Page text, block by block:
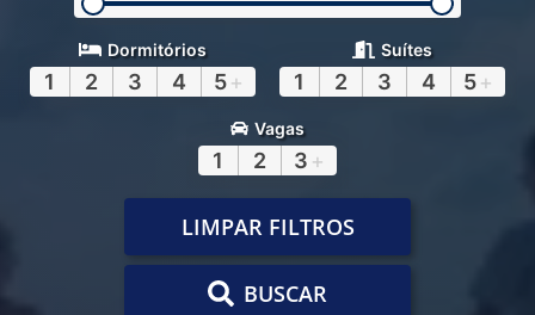
Dormitórios
1 2 3 4 5+
Suítes
1 2 3 4 5+
Vagas
1 2 3 +
LIMPAR FILTROS
BUSCAR